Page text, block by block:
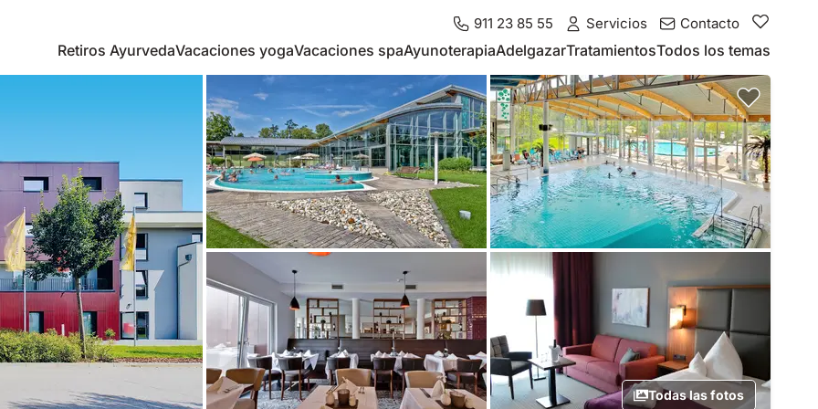
911 23 85 55 Servicios Contacto
Retiros AyurvedaVacaciones yogaVacaciones spaAyunoterapiaAdelgazarTratamientosTodos los temas
Todas las fotos